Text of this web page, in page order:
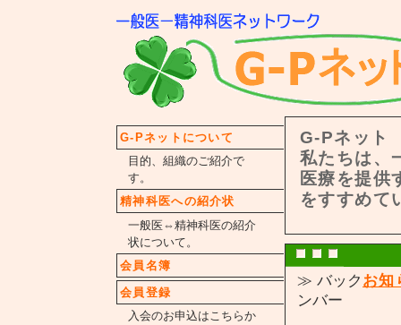
G-Pネット
私たちは、
医療を提供
をすすめて
G-Pネットについて
目的、組織のご紹介で
す。
精神科医への紹介状
一般医⇔精神科医の紹介
状について。
会員名簿
会員登録
入会のお申込はこちらか
≫ バック お知
ンバー